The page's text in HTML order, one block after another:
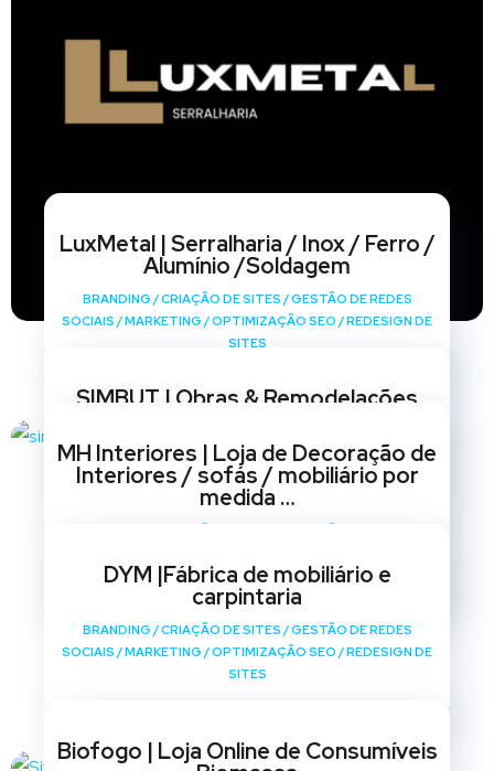
LuxMetal | Serralharia / Inox / Ferro /
Alumínio /Soldagem
BRANDING /CRIAÇÃO DE SITES /GESTÃO DE REDES
SOCIAIS /MARKETING /OPTIMIZAÇÃO SEO /REDESIGN DE
SITES
SIMBUT | Obras & Remodelações
SOCIAIS /MARKETING OPTIMIZAÇÃO SEO/ REDESIGN DE
SITES
MH Interiores | Loja de Decoração de
Interiores / sofás / mobiliário por
medida …
SITES
DYM |Fábrica de mobiliário e
carpintaria
BRANDING /CRIAÇÃO DE SITES /GESTÃO DE REDES
SOCIAIS /MARKETING /OPTIMIZAÇÃO SEO /REDESIGN DE
SITES
Biofogo | Loja Online de Consumíveis